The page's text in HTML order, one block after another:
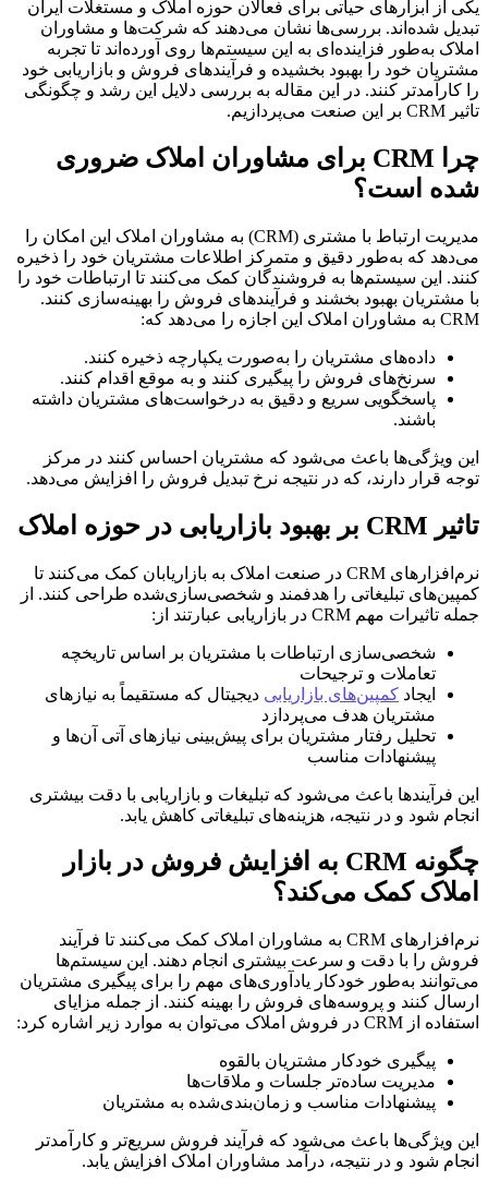
یکی از ابزارهای حیاتی برای فعالان حوزه املاک و مستغلات ایران
تبدیل شده‌اند. بررسی‌ها نشان می‌دهند که شرکت‌ها و مشاوران
املاک به‌طور فزاینده‌ای به این سیستم‌ها روی آورده‌اند تا تجربه
مشتریان خود را بهبود بخشیده و فرآیندهای فروش و بازاریابی خود
را کارآمدتر کنند. در این مقاله به بررسی دلایل این رشد و چگونگی
تاثیر CRM بر این صنعت می‌پردازیم.
چرا CRM برای مشاوران املاک ضروری
شده است؟
مدیریت ارتباط با مشتری (CRM) به مشاوران املاک این امکان را
می‌دهد که به‌طور دقیق و متمرکز اطلاعات مشتریان خود را ذخیره
کنند. این سیستم‌ها به فروشندگان کمک می‌کنند تا ارتباطات خود را
با مشتریان بهبود بخشند و فرآیندهای فروش را بهینه‌سازی کنند.
CRM به مشاوران املاک این اجازه را می‌دهد که:
داده‌های مشتریان را به‌صورت یکپارچه ذخیره کنند.
سرنخ‌های فروش را پیگیری کنند و به موقع اقدام کنند.
پاسخگویی سریع و دقیق به درخواست‌های مشتریان داشته
باشند.
این ویژگی‌ها باعث می‌شود که مشتریان احساس کنند در مرکز
توجه قرار دارند، که در نتیجه نرخ تبدیل فروش را افزایش می‌دهد.
تاثیر CRM بر بهبود بازاریابی در حوزه املاک
نرم‌افزارهای CRM در صنعت املاک به بازاریابان کمک می‌کنند تا
کمپین‌های تبلیغاتی را هدفمند و شخصی‌سازی‌شده طراحی کنند. از
جمله تاثیرات مهم CRM در بازاریابی عبارتند از:
شخصی‌سازی ارتباطات با مشتریان بر اساس تاریخچه
تعاملات و ترجیحات
ایجاد کمپین‌های بازاریابی دیجیتال که مستقیماً به نیازهای
مشتریان هدف می‌پردازد
تحلیل رفتار مشتریان برای پیش‌بینی نیازهای آتی آن‌ها و
پیشنهادات مناسب
این فرآیندها باعث می‌شود که تبلیغات و بازاریابی با دقت بیشتری
انجام شود و در نتیجه، هزینه‌های تبلیغاتی کاهش یابد.
چگونه CRM به افزایش فروش در بازار
املاک کمک می‌کند؟
نرم‌افزارهای CRM به مشاوران املاک کمک می‌کنند تا فرآیند
فروش را با دقت و سرعت بیشتری انجام دهند. این سیستم‌ها
می‌توانند به‌طور خودکار یادآوری‌های مهم را برای پیگیری مشتریان
ارسال کنند و پروسه‌های فروش را بهینه کنند. از جمله مزایای
استفاده از CRM در فروش املاک می‌توان به موارد زیر اشاره کرد:
پیگیری خودکار مشتریان بالقوه
مدیریت ساده‌تر جلسات و ملاقات‌ها
پیشنهادات مناسب و زمان‌بندی‌شده به مشتریان
این ویژگی‌ها باعث می‌شود که فرآیند فروش سریع‌تر و کارآمدتر
انجام شود و در نتیجه، درآمد مشاوران املاک افزایش یابد.